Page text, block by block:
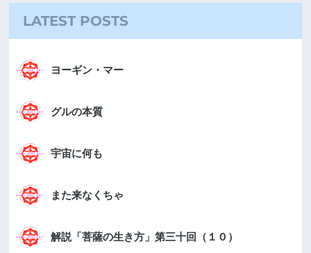
LATEST POSTS
ヨーギン・マー
グルの本質
宇宙に何も
また来なくちゃ
解説「菩薩の生き方」第三十回（１０）